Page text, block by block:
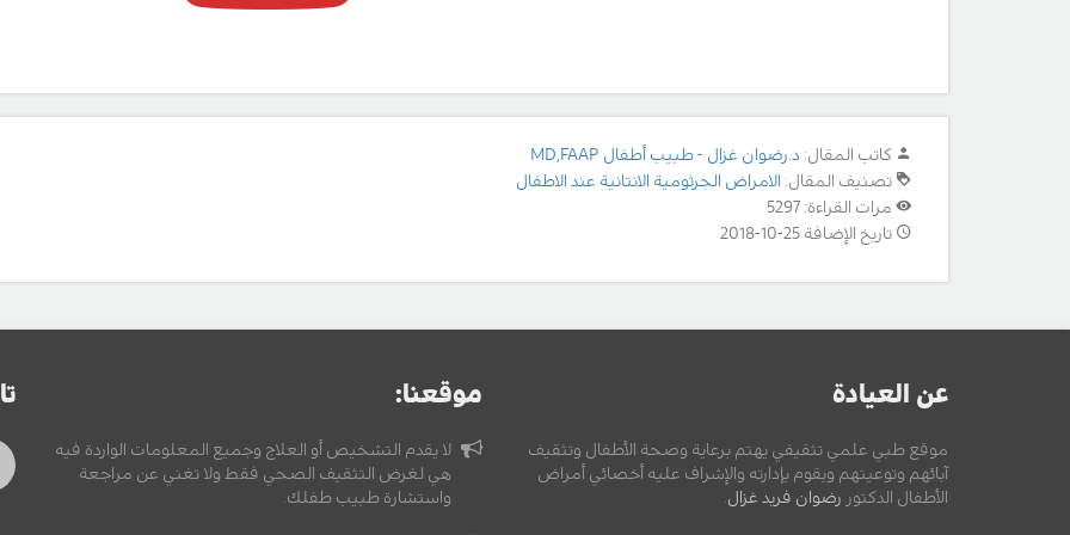
كاتب المقال: د.رضوان غزال - طبيب أطفال MD,FAAP
تصنيف المقال: الامراض الجرثومية الانتانية عند الاطفال
مرات القراءة: 5297
تاريخ الإضافة 25-10-2018
عن العيادة
موقع طبي علمي تثقيفي يهتم برعاية وصحة الأطفال وتثقيف
آبائهم وتوعيتهم ويقوم بإدارته والإشراف عليه أخصائي أمراض
الأطفال الدكتور رضوان فريد غزال.
موقعنا:
لا يقدم التشخيص أو العلاج وجميع المعلومات الواردة فيه
هي لغرض التثقيف الصحي فقط ولا تغني عن مراجعة
واستشارة طبيب طفلك.